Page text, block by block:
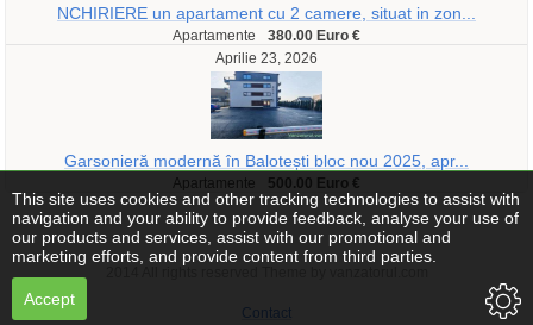
NCHIRIERE un apartament cu 2 camere, situat in zon...
Apartamente
380.00 Euro €
Aprilie 23, 2026
Garsonieră modernă în Balotești bloc nou 2025, apr...
Apartamente 500.00 Euro €
Contact
This site uses cookies and other tracking technologies to assist with
navigation and your ability to provide feedback, analyse your use of
our products and services, assist with our promotional and
marketing efforts, and provide content from third parties.
Accept